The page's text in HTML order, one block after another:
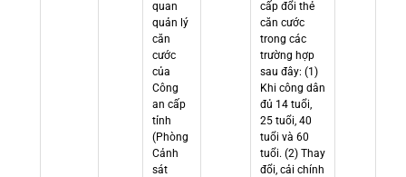
quan
quản lý
căn
cước
của
Công
an cấp
tỉnh
(Phòng
Cảnh
sát
cấp đổi thẻ
căn cước
trong các
trường hợp
sau đây: (1)
Khi công dân
đủ 14 tuổi,
25 tuổi, 40
tuổi và 60
tuổi. (2) Thay
đổi, cải chính